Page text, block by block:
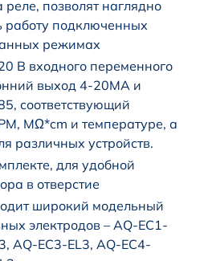
позволят наглядно
работу подключенных
режимах
В входного переменного
выход 4-20MA и
соответствующий
MΩ*cm и температуре, а
различных устройств.
для удобной
в отверстие
широкий модельный
электродов – AQ-EC1-
AQ-EC3-EL3, AQ-EC4-